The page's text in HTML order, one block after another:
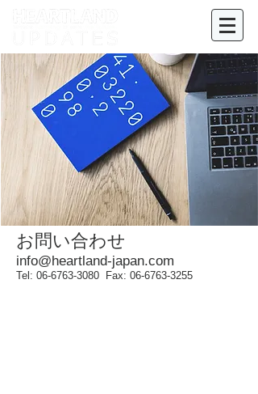
お問い合わせ
info@heartland-japan.com
Tel: 06-6763-3080 Fax: 06-6763-3255